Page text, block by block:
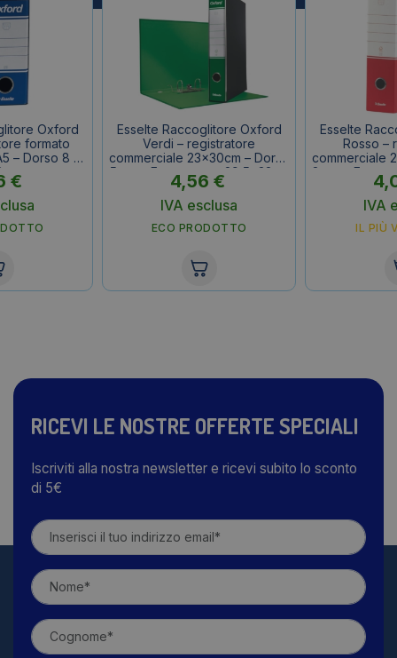
Oxford
formato
– Dorso 8 –
cm
€
Esselte Raccoglitore Oxford
Verdi – registratore
commerciale 23x30cm – Dorso
5 cm – F.to esterno 29,5x32cm
4,56 €
IVA esclusa
ECO PRODOTTO
Esselte
Rosso –
commerciale
8 cm – F.to
IVA
IL PIÙ
RICEVI LE NOSTRE OFFERTE SPECIALI
Iscriviti alla nostra newsletter e ricevi subito lo sconto
di 5€